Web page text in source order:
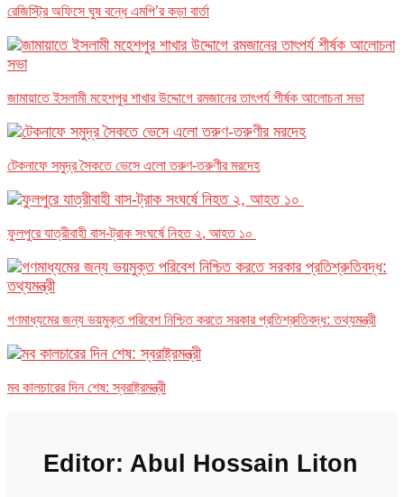
রেজিস্ট্রি অফিসে ঘুষ বন্ধে এমপি’র কড়া বার্তা
জামায়াতে ইসলামী মহেশপুর শাখার উদ্দোগে রমজানের তাৎপর্য শীর্ষক আলোচনা সভা
টেকনাফে সমুদ্র সৈকতে ভেসে এলো তরুণ-তরুণীর মরদেহ
ফুলপুরে যাত্রীবাহী বাস-ট্রাক সংঘর্ষে নিহত ২, আহত ১০
গণমাধ্যমের জন্য ভয়মুক্ত পরিবেশ নিশ্চিত করতে সরকার প্রতিশ্রুতিবদ্ধ: তথ্যমন্ত্রী
মব কালচারের দিন শেষ: স্বরাষ্ট্রমন্ত্রী
Editor: Abul Hossain Liton